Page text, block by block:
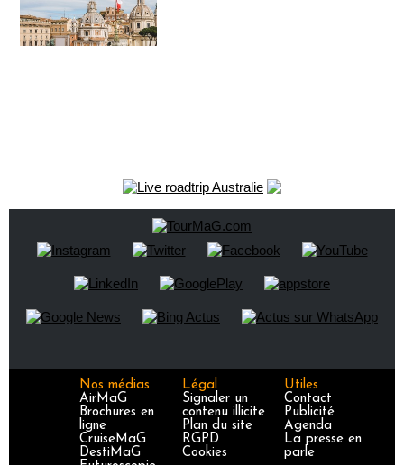
Nos médias
AirMaG
Brochures en
ligne
CruiseMaG
DestiMaG
Légal
Signaler un
contenu illicite
Plan du site
RGPD
Cookies
Utiles
Contact
Publicité
Agenda
La presse en
parle